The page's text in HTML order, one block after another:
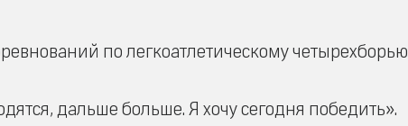
по легкоатлетическому четырехборью
дальше больше. Я хочу сегодня победить».